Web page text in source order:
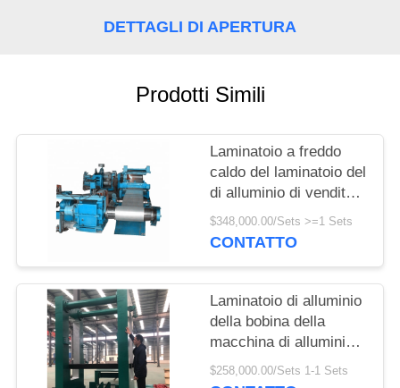
PREVENTIVODETTAGLI DI APERTURA
Prodotti Simili
Laminatoio a freddo
caldo del laminatoio del
di alluminio di vendita
che fa macchina
$348,000.00/Sets >=1 Sets
CONTATTO
Laminatoio di alluminio
della bobina della
macchina di alluminio
della macchina per
colata continua 1250
$258,000.00/Sets 1-1 Sets